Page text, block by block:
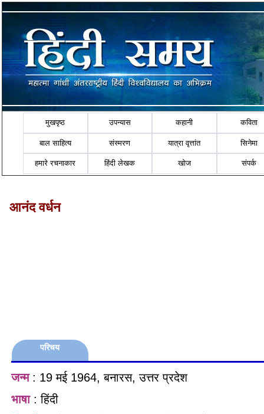
मुखपृष्ठ उपन्यास कहानी कविता
बाल साहित्य संस्मरण यात्रा वृत्तांत सिनेमा
हमारे रचनाकार हिंदी लेखक खोज संपर्क
आनंद वर्धन
परिचय
जन्म: 19 मई 1964, बनारस, उत्तर प्रदेश
भाषा: हिंदी